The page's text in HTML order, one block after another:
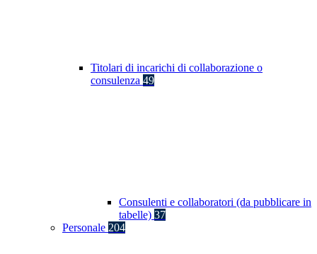
Titolari di incarichi di collaborazione o
consulenza 49
Consulenti e collaboratori (da pubblicare in
tabelle) 37
Personale 204